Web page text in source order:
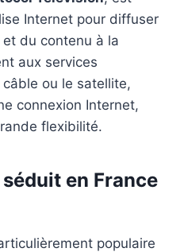
Internet pour diffuser
du contenu à la
aux services
ou le satellite,
connexion Internet,
flexibilité.
en France
populaire